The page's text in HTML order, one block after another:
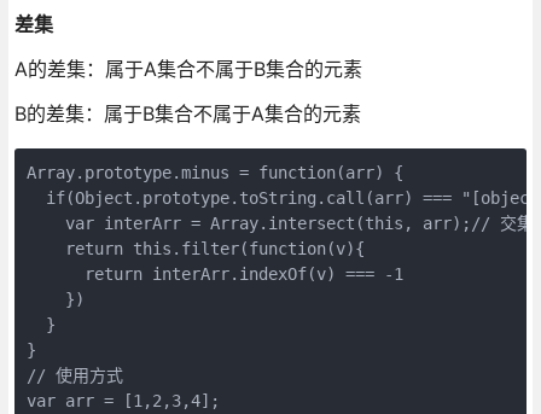
差集
A的差集：属于A集合不属于B集合的元素
B的差集：属于B集合不属于A集合的元素
Array.prototype.minus = function(arr) {
if(Object.prototype.toString.call(arr) ===
var interArr = Array.intersect(this, arr);// 交集
    return this.filter(function(v){
      return interArr.indexOf(v) === -1
    })
  }
}
// 使用方式
var arr = [1,2,3,4];